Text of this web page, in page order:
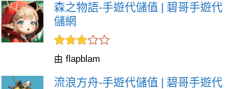
森之物語-手遊代儲值 | 碧哥手遊代
儲網
評分
滿
分 5
由 flapblam
流浪方舟-手遊代儲值 | 碧哥手遊代